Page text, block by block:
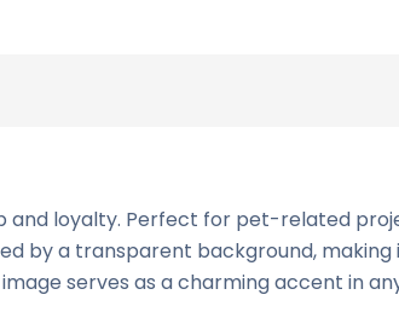
and loyalty. Perfect for pet-related
by a transparent background, making
serves as a charming accent in